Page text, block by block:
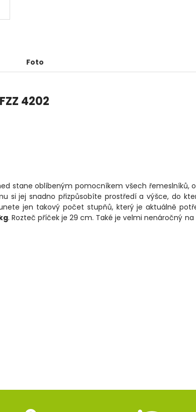
Foto
4202
stane oblíbeným pomocníkem všech řemeslníků,
si jej snadno přizpůsobíte prostředí a výšce, do
jen takový počet stupňů, který je aktuálně
. Rozteč příček je 29 cm. Také je velmi nenáročný na